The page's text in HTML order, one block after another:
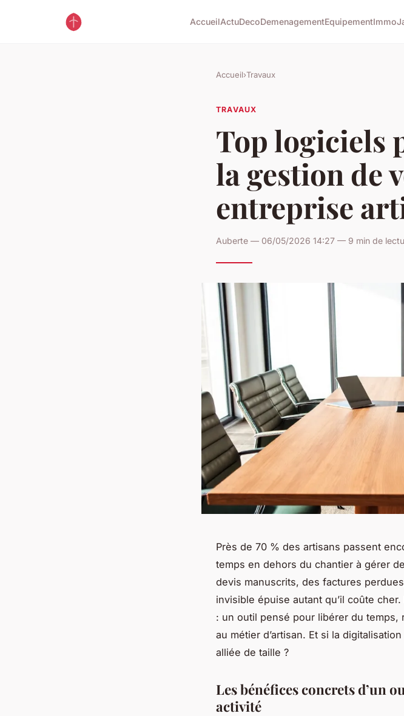
AccueilActuDecoDemenagementEquipementImmo
Accueil›Travaux
TRAVAUX
Top logiciels
la gestion de
entreprise
Auberte — 06/05/2026 14:27 — 9 min de
Près de 70 % des artisans passent
temps en dehors du chantier à gérer
devis manuscrits, des factures
invisible épuise autant qu’il coûte
: un outil pensé pour libérer du
au métier d’artisan. Et si la
alliée de taille ?
Les bénéfices concrets d’un
activité